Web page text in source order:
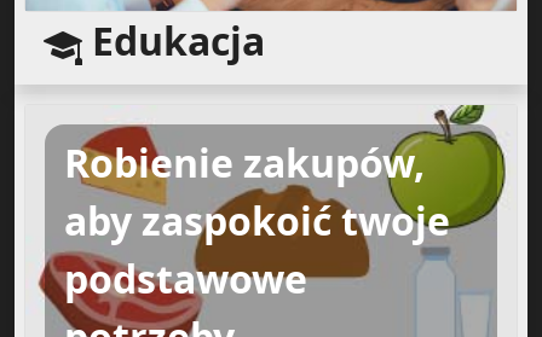
Edukacja
Robienie zakupów,
aby zaspokoić twoje
podstawowe